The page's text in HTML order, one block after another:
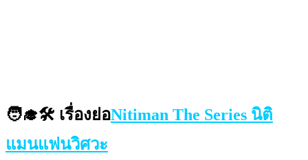
🧑‍🎓🛠 เรื่องย่อNitiman The Series นิติ
แมนแฟนวิศวะ